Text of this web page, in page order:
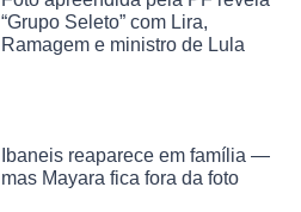
“Grupo Seleto” com Lira,
Ramagem e ministro de Lula
Ibaneis reaparece em família —
mas Mayara fica fora da foto